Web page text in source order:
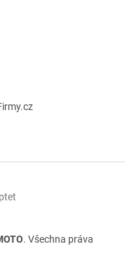
. Všechna práva